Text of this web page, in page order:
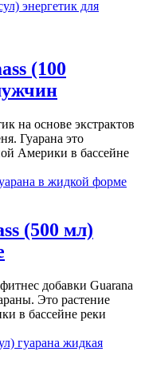
(100
на основе экстрактов
Гуарана это
Америки в бассейне
(500 мл)
добавки Guarana
Это растение
в бассейне реки